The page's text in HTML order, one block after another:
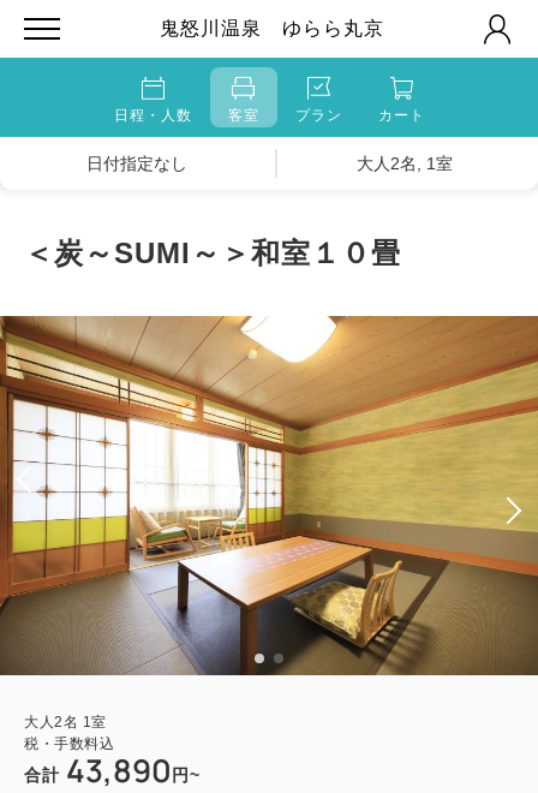
鬼怒川温泉 ゆらら丸京
日程・人数 客室 プラン カート
日付指定なし 大人2名, 1室
＜炭～SUMI～＞和室１０畳
大人 2名 1 室
税・手数料込
合計 43,890 円~